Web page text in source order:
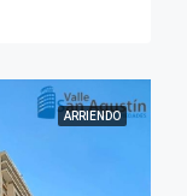
ARRIENDO